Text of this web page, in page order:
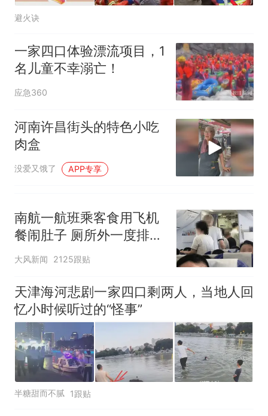
佛山一中学招聘物理教师，笔
已叫停招聘，成立调查组全面
核查
“不建议大家买深色蛋糕”上热
搜，网友：天塌了！
热
十多万人报名的考试，成绩
全部作废，公平么？
避火诀
一家四口体验漂流项目，1
名儿童不幸溺亡！
应急360
河南许昌街头的特色小吃
肉盒
没爱又饿了 APP专享
南航一航班乘客食用飞机
餐闹肚子 厕所外一度排长
队
大风新闻 2125跟贴
天津海河悲剧一家四口剩两人，当地人回
忆小时候听过的“怪事”
半糖甜而不腻 1跟贴